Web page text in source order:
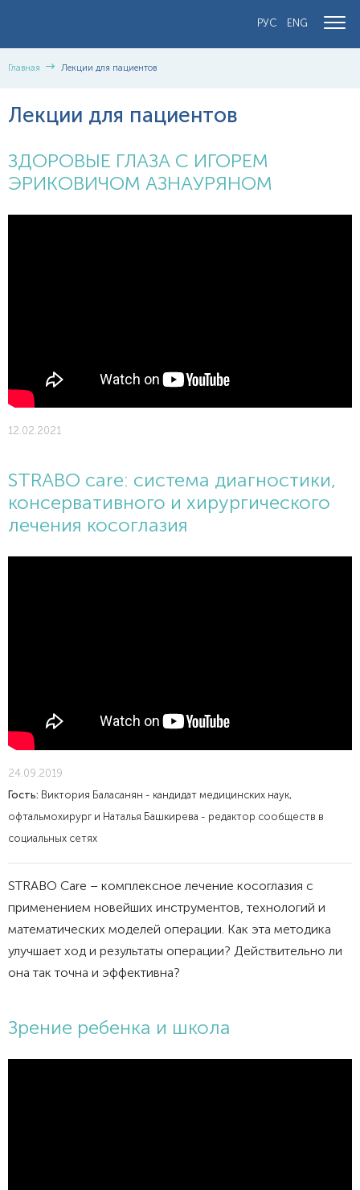
ENG
РУС
Главная Лекции для пациентов
Лекции для пациентов
ЗДОРОВЫЕ ГЛАЗА С ИГОРЕМ
ЭРИКОВИЧОМ АЗНАУРЯНОМ
12.02.2021
STRABO care: система диагностики,
консервативного и хирургического
лечения косоглазия
24.09.2019
Гость: Виктория Баласанян - кандидат медицинских наук,
офтальмохирург и Наталья Башкирева - редактор сообществ в
социальных сетях
STRABO Care – комплексное лечение косоглазия с
применением новейших инструментов, технологий и
математических моделей операции. Как эта методика
улучшает ход и результаты операции? Действительно ли
она так точна и эффективна?
Зрение ребенка и школа